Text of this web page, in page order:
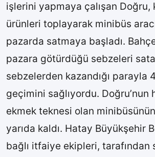
işlerini yapmaya çalışan Doğru,
ürünleri toplayarak minibüs
pazarda satmaya başladı.
pazara götürdüğü sebzeleri
sebzelerden kazandığı parayla
geçimini sağlıyordu. Doğru’nun
ekmek teknesi olan
yarıda kaldı. Hatay Büyükşehir
bağlı itfaiye ekipleri, tarafından